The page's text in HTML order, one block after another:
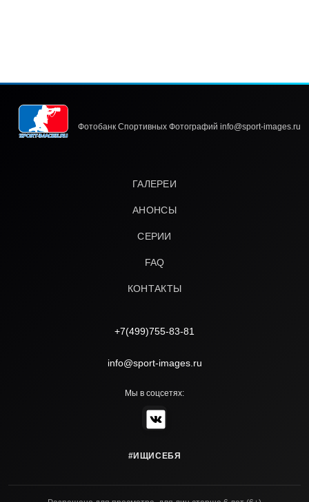
Фотобанк Спортивных Фотографий info@sport-images.ru
ГАЛЕРЕИ
АНОНСЫ
СЕРИИ
FAQ
КОНТАКТЫ
+7(499)755-83-81
info@sport-images.ru
Мы в соцсетях:
#ИЩИСЕБЯ